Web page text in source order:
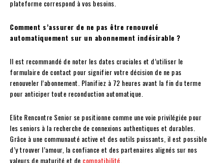
plateforme correspond à vos besoins.
Comment s’assurer de ne pas être renouvelé
automatiquement sur un abonnement indésirable ?
Il est recommandé de noter les dates cruciales et d’utiliser le
formulaire de contact pour signifier votre décision de ne pas
renouveler l’abonnement. Planifiez à 72 heures avant la fin du terme
pour anticiper toute reconduction automatique.
Elite Rencontre Senior se positionne comme une voie privilégiée pour
les seniors à la recherche de connexions authentiques et durables.
Grâce à une communauté active et des outils puissants, il est possible
d’y trouver l’amour, la confiance et des partenaires alignés sur nos
valeurs de maturité et de compatibilité